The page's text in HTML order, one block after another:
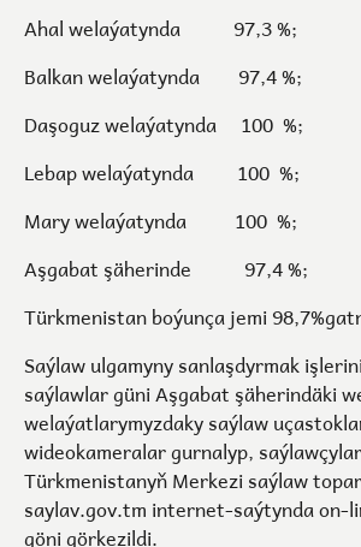
Ahal welaýatynda 97,3 %;
Balkan welaýatynda 97,4 %;
Daşoguz welaýatynda 100 %;
Lebap welaýatynda 100 %;
Mary welaýatynda 100 %;
Aşgabat şäherinde 97,4 %;
Türkmenistan boýunça jemi
Saýlaw ulgamyny sanlaşdyrmak
saýlawlar güni Aşgabat şäherindäki
welaýatlarymyzdaky saýlaw
wideokameralar gurnalyp,
Türkmenistanyň Merkezi saýlaw
saylav.gov.tminternet-saýtynda on-
göni görkezildi.